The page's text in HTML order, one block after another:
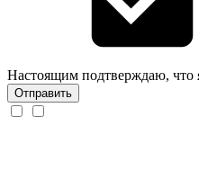
Настоящим подтверждаю, что